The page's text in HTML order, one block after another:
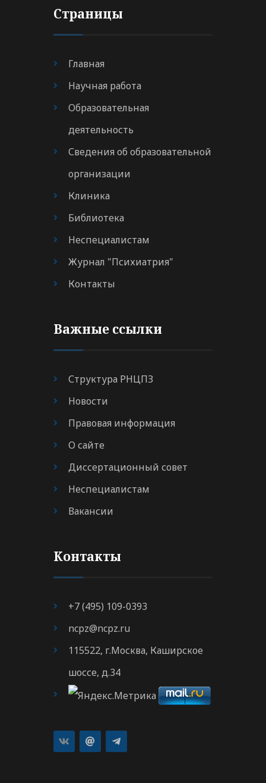
Страницы
Главная
Научная работа
Образовательная
деятельность
Сведения об образовательной
организации
Клиника
Библиотека
Неспециалистам
Журнал "Психиатрия"
Контакты
Важные ссылки
Структура РНЦПЗ
Новости
Правовая информация
О сайте
Диссертационный совет
Неспециалистам
Вакансии
Контакты
+7 (495) 109-0393
ncpz@ncpz.ru
115522, г.Москва, Каширское
шоссе, д.34